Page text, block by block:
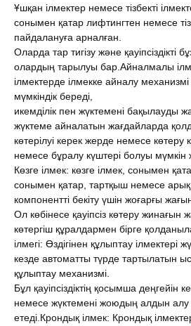
Ұшқан ілмектер немесе тізбекті
сонымен қатар лифтингтен немесе
пайдалануға арналған.
Оларда тар тигізу және қауіпсіздікті
олардың тарылуы бар. Айналмалы
ілмектерде ілмекке айналу
мүмкіндік береді,
икемділік пен жүктемені бақылауды
жүктеме айналатын жағдайларда
көтерілуі керек жерде немесе көтеру
немесе бұралу күштері болуы
Көзге ілмек: көзге ілмек, сонымен
сонымен қатар, тартқыш немесе арық
компонентті бекіту үшін жоғарғы
Ол көбінесе қауіпсіз көтеру жинағын
көтергіш құралдармен бірге
ілмегі: Өздігінен құлыптау ілмектері
кезде автоматты түрде тартылатын
құлыптау механизмі.
Бұл қауіпсіздіктің қосымша деңгейін
немесе жүктемені жоюдың алдын
етеді. Крондық ілмек: Крондық